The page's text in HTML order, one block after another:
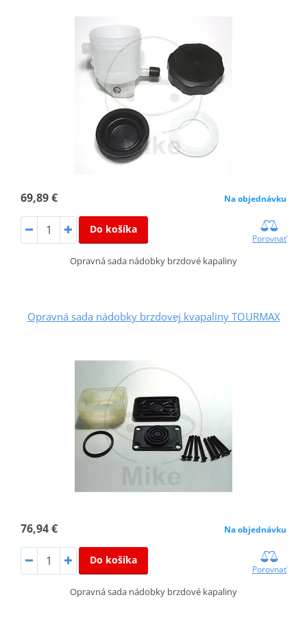
69,89 € Na objednávku
Do košíka
Porovnať
Opravná sada nádobky brzdové kapaliny
Opravná sada nádobky brzdovej kvapaliny TOURMAX
76,94 € Na objednávku
Do košíka
Porovnať
Opravná sada nádobky brzdové kapaliny